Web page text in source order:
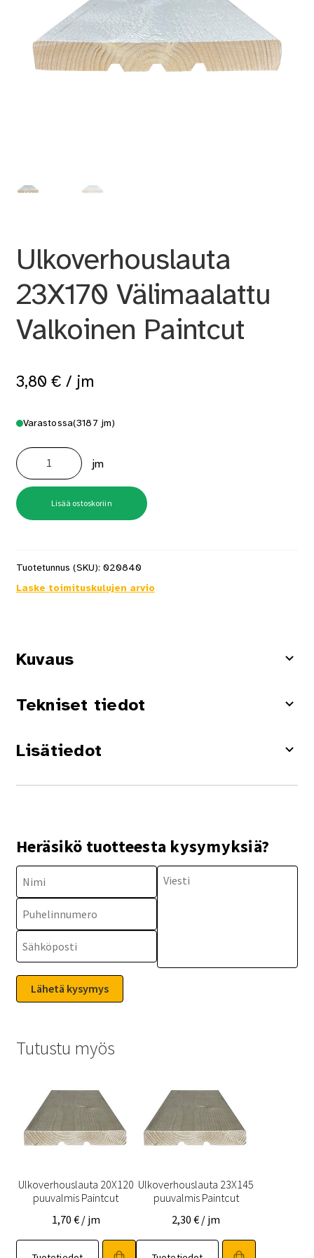
Ulkoverhouslauta
23X170 Välimaalattu
Valkoinen Paintcut
3,80 € / jm
Varastossa(3187 jm)
Ulkoverhouslauta
23X170
Välimaalattu
Valkoinen
Paintcut
määrä
jm
Lisää ostoskoriin
Tuotetunnus (SKU): 020840
Laske toimituskulujen arvio
Kuvaus
Tekniset tiedot
Lisätiedot
Heräsikö tuotteesta kysymyksiä?
Tutustu myös
Ulkoverhouslauta 20X120
puuvalmis Paintcut
1,70 € / jm
Ulkoverhouslauta 23X145
puuvalmis Paintcut
2,30€ / jm